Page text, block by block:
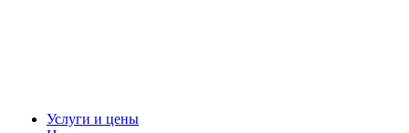
Услуги и цены